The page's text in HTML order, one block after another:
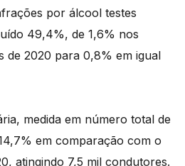
por álcool testes
49,4%, de 1,6% nos
de 2020 para 0,8% em igual
medida em número total de
em comparação com o
atingindo 7,5 mil condutores.